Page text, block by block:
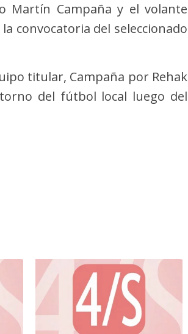
Martín Campaña y el volante
convocatoria del seleccionado
titular, Campaña por Rehak
del fútbol local luego del